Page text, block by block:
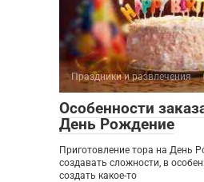
Праздники и развлечения
Особенности
День Рождение
Приготовление тора на День
создавать сложности, в
создать какое-то